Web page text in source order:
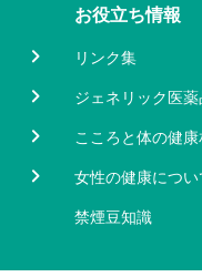
お役立ち情報
リンク集
ジェネリック医
こころと体の健
女性の健康につい
禁煙豆知識